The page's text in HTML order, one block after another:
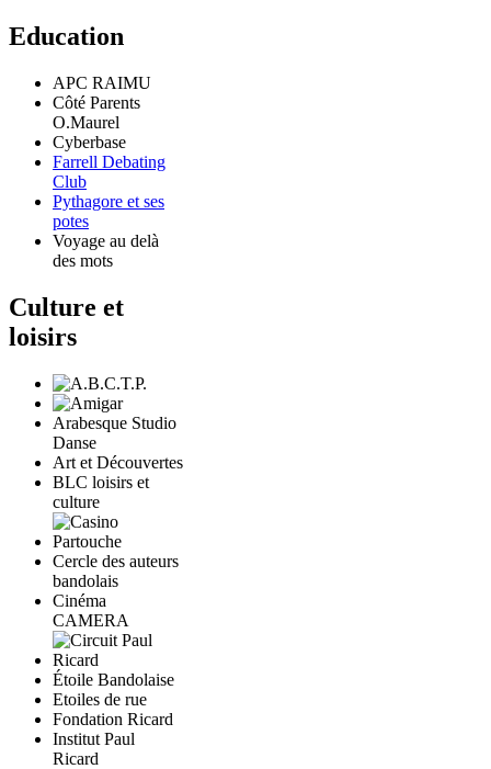
Education
APC RAIMU
Côté Parents
O.Maurel
Cyberbase
Farrell Debating
Club
Pythagore et ses
potes
Voyage au delà
des mots
Culture et
loisirs
Arabesque Studio
Danse
Art et Découvertes
BLC loisirs et
culture
Cercle des auteurs
bandolais
Cinéma
CAMERA
Étoile Bandolaise
Etoiles de rue
Fondation Ricard
Institut Paul
Ricard